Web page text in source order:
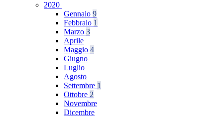
2020
Gennaio 9
Febbraio 1
Marzo 3
Aprile
Maggio 4
Giugno
Luglio
Agosto
Settembre 1
Ottobre 2
Novembre
Dicembre